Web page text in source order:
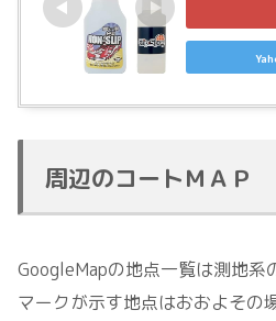
周辺のコートＭＡＰ
GoogleMapの地点一覧は測地系
マークが示す地点はおおよその